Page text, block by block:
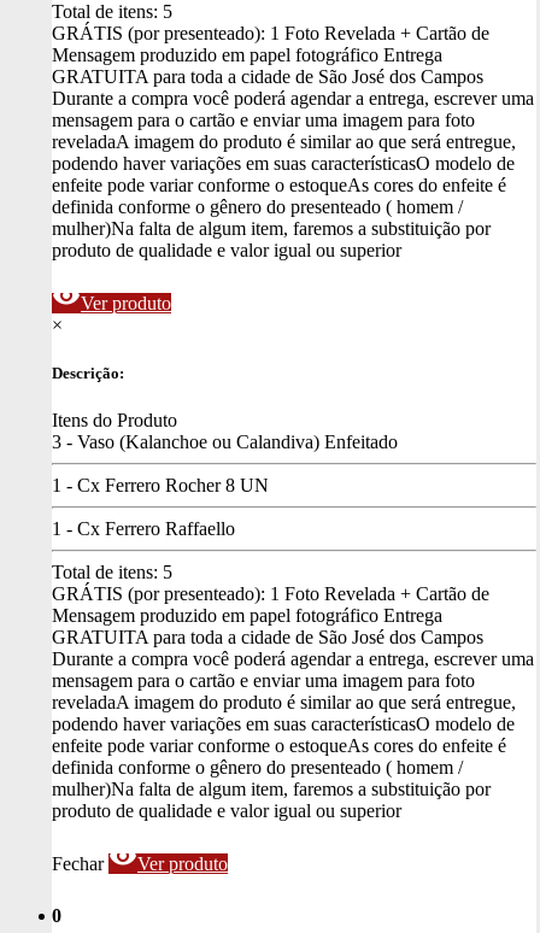
Total de itens: 5
GRÁTIS (por presenteado): 1 Foto Revelada + Cartão de
Mensagem produzido em papel fotográfico Entrega
GRATUITA para toda a cidade de São José dos Campos
Durante a compra você poderá agendar a entrega, escrever uma
mensagem para o cartão e enviar uma imagem para foto
reveladaA imagem do produto é similar ao que será entregue,
podendo haver variações em suas característicasO modelo de
enfeite pode variar conforme o estoqueAs cores do enfeite é
definida conforme o gênero do presenteado ( homem /
mulher)Na falta de algum item, faremos a substituição por
produto de qualidade e valor igual ou superior
visibilityVer produto
×
Descrição:
Itens do Produto
3 - Vaso (Kalanchoe ou Calandiva) Enfeitado
1 - Cx Ferrero Rocher 8 UN
1 - Cx Ferrero Raffaello
Total de itens: 5
GRÁTIS (por presenteado): 1 Foto Revelada + Cartão de
Mensagem produzido em papel fotográfico Entrega
GRATUITA para toda a cidade de São José dos Campos
Durante a compra você poderá agendar a entrega, escrever uma
mensagem para o cartão e enviar uma imagem para foto
reveladaA imagem do produto é similar ao que será entregue,
podendo haver variações em suas característicasO modelo de
enfeite pode variar conforme o estoqueAs cores do enfeite é
definida conforme o gênero do presenteado ( homem /
mulher)Na falta de algum item, faremos a substituição por
produto de qualidade e valor igual ou superior
Fechar visibilityVer produto
0